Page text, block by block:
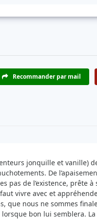
Recommander par mail
jonquille et vanille)
De
pas de l’existence, prête
vivre avec et
que nous ne sommes
bon lui semblera.